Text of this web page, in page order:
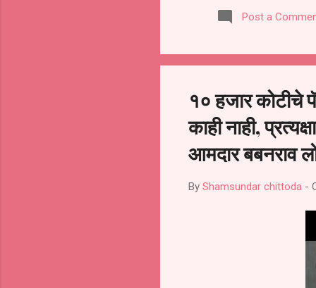
समितीची फेरनिवडणूक घेण्यात
जालना तसेच तालुका शिक्षण
Post a
१० हजार
काही नाही,
आमदार बबनराव
By Shamsundar chittoda -